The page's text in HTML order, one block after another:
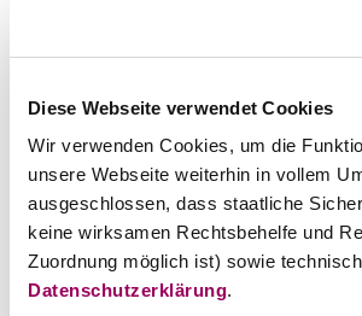
Diese Webseite verwendet Cookies
Wir verwenden Cookies, um die
unsere Webseite weiterhin in vollem
ausgeschlossen, dass staatliche
keine wirksamen Rechtsbehelfe und
Zuordnung möglich ist) sowie
Datenschutzerklärung.